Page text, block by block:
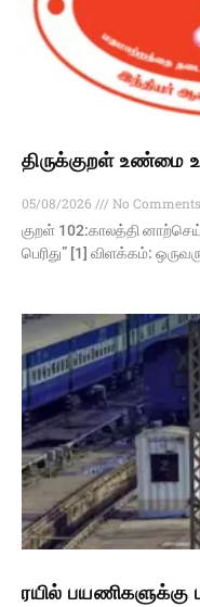
திருக்குறள் உண்மை
05/08/2026
No Comments
குறள் 102:காலத்தி
பெரிது” [1] விளக்கம்:
ரயில் பயணிகளுக்கு